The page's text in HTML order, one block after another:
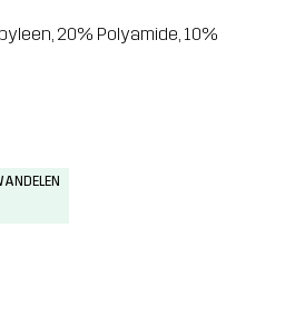
20% Polyamide, 10%